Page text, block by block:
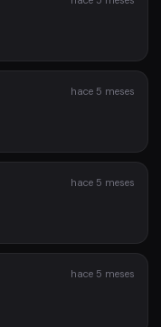
hace 5 meses
hace 5 meses
hace 5 meses